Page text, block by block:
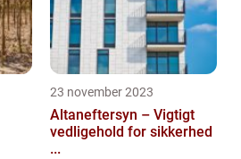
23 november 2023
Altaneftersyn – Vigtigt
vedligehold for sikkerhed
...